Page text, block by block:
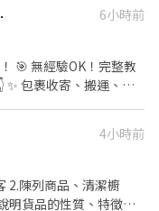
，並以舒適衛生的用
懇價格，強調食品安
，增加個人收入) --------
15:00 中班: 15:00-
大夜需先在其他時段實
勞保、健保、團保、勞
、聚餐活動 ✨ 升遷制
理教育訓練、舉辦升等
賺214🍤PW
6小時前
🎯 無經驗OK！完整教
✨ 包裹收寄、搬運、理
起（含交通津貼） .
薪 - 07:00-12:00、
班時薪 - 17:30-
22:30、17:30-23:30
4小時前